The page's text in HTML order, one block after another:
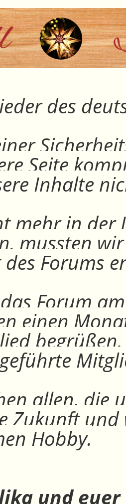
des
Seite
Inhalte
mehr in der
mussten
Forums
Forum
einen
allen, die
Zukunft
Hobby.
und